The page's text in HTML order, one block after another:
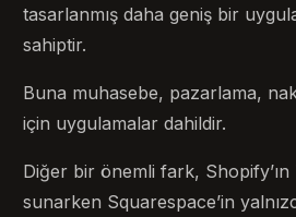
tasarlanmış daha geniş bir
sahiptir.
Buna muhasebe, pazarlama,
için uygulamalar dahildir.
Diğer bir önemli fark,
sunarken Squarespace’in